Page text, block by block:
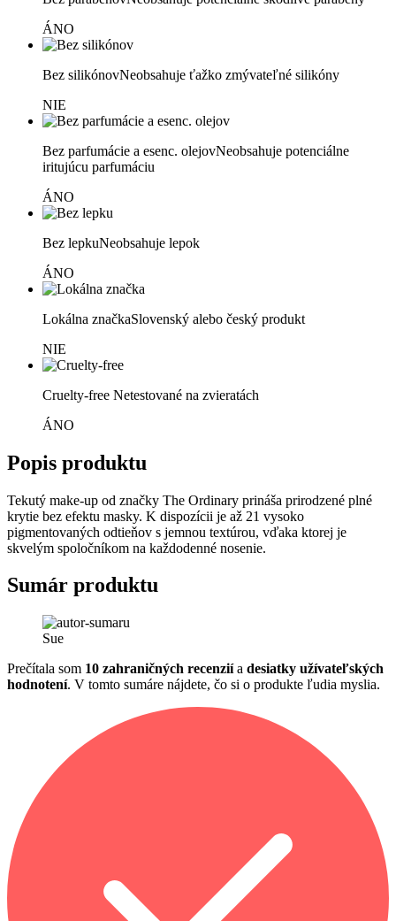
ÁNO
Bez silikónovNeobsahuje ťažko zmývateľné silikóny
NIE
Bez parfumácie a esenc. olejovNeobsahuje potenciálne
iritujúcu parfumáciu
ÁNO
Bez lepkuNeobsahuje lepok
ÁNO
Lokálna značkaSlovenský alebo český produkt
NIE
Cruelty-free Netestované na zvieratách
ÁNO
Popis produktu
Tekutý make-up od značky The Ordinary prináša prirodzené plné
krytie bez efektu masky. K dispozícii je až 21 vysoko
pigmentovaných odtieňov s jemnou textúrou, vďaka ktorej je
skvelým spoločníkom na každodenné nosenie.
Sumár produktu
Sue
Prečítala som 10 zahraničných recenziía desiatky užívateľských
hodnotení. V tomto sumáre nájdete, čo si o produkte ľudia myslia.